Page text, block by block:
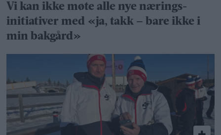
Vi kan ikke møte alle nye nærings­
initiativer med «ja, takk – bare ikke i
min bakgård»